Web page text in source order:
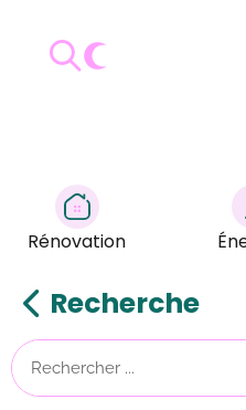
Rénovation
Recherche